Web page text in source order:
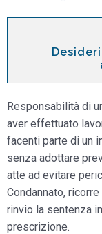
Responsabilità di
aver effettuato
facenti parte di un
senza adottare
atte ad evitare
Condannato,
rinvio la sentenza
prescrizione.